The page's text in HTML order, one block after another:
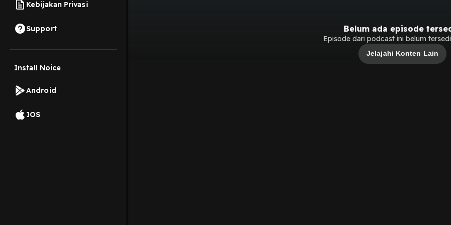
Kebijakan Privasi
Support
Install Noice
Android
IOS
Belum ada episode
Episode dari podcast ini belum
Jelajahi Konten Lain